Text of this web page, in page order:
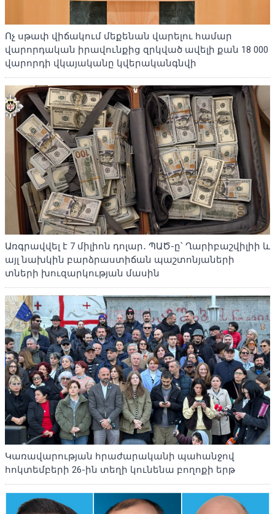
Ոչ սթափ վիճակում մեքենան վարելու համար
վարորդական իրավունքից զրկված ավելի քան 18 000
վարորդի վկայականը կվերականգնվի
Առգրավվել է 7 միլիոն դոլար․ ՊԱԾ-ը՝ Ղարիբաշվիլիի և
այլ նախկին բարձրաստիճան պաշտոնյաների
տների խուզարկության մասին
Կառավարության հրաժարականի պահանջով
հոկտեմբերի 26-ին տեղի կունենա բողոքի երթ